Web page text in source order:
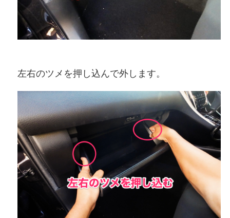
左右のツメを押し込んで外します。